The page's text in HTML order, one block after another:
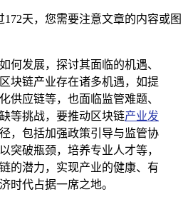
172天，您需要注意文章的内容或图
何发展，探讨其面临的机遇、
块链产业存在诸多机遇，如提
供应链等，也面临监管难题、
等挑战，要推动区块链产业发
，包括加强政策引导与监管协
突破瓶颈，培养专业人才等，
的潜力，实现产业的健康、有
时代占据一席之地。